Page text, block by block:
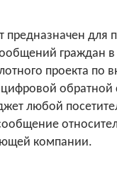
для
граждан в
проекта по
обратной
любой
компании.